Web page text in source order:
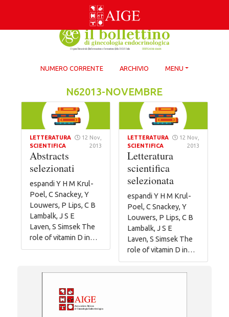
NUMERO CORRENTE ARCHIVIO MENU
N62013-NOVEMBRE
LETTERATURA
SCIENTIFICA
12 Nov,
2013
Abstracts
selezionati
espandi Y H M Krul-
Poel, C Snackey, Y
Louwers, P Lips, C B
Lambalk, J S E
Laven, S Simsek The
role of vitamin D in…
LETTERATURA
SCIENTIFICA
12 Nov,
2013
Letteratura
scientifica
selezionata
espandi Y H M Krul-
Poel, C Snackey, Y
Louwers, P Lips, C B
Lambalk, J S E
Laven, S Simsek The
role of vitamin D in…